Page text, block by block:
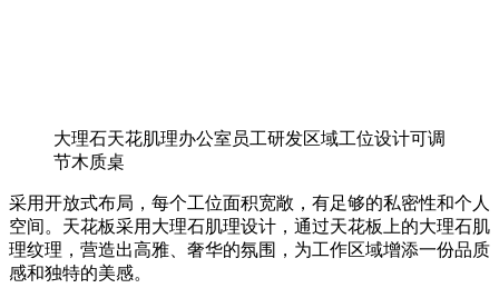
大理石天花肌理办公室员工研发区域工位设计可调
节木质桌
采用开放式布局，每个工位面积宽敞，有足够的私密性和个人
空间。天花板采用大理石肌理设计，通过天花板上的大理石肌
理纹理，营造出高雅、奢华的氛围，为工作区域增添一份品质
感和独特的美感。